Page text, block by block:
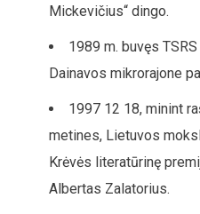
Mickevičius“ dingo.
1989 m. buvęs
Dainavos mikrorajone
1997 12 18, minint
metines, Lietuvos
Krėvės literatūrinę
Albertas Zalatorius.